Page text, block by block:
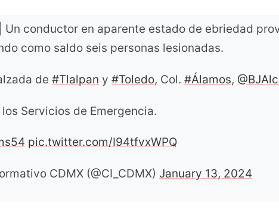
Un conductor en aparente estado de ebriedad
como saldo seis personas lesionadas.
de#Tlalpan y#Toledo, Col.#Álamos,
Servicios de Emergencia.
pic.twitter.com/I94tfvxWPQ
CDMX (@CI_CDMX) January 13, 2024